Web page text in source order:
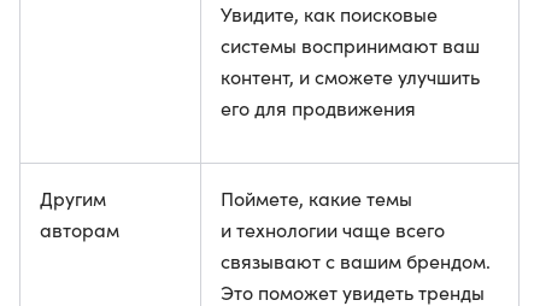
Увидите, как поисковые
системы воспринимают ваш
контент, и сможете улучшить
его для продвижения
Другим
авторам
Поймете, какие темы
и технологии чаще всего
связывают с вашим брендом.
Это поможет увидеть тренды